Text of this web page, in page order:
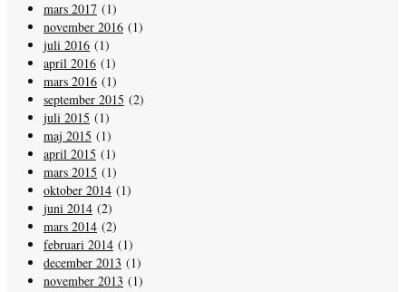
mars 2017 (1)
november 2016 (1)
juli 2016 (1)
april 2016 (1)
mars 2016 (1)
september 2015 (2)
juli 2015 (1)
maj 2015 (1)
april 2015 (1)
mars 2015 (1)
oktober 2014 (1)
juni 2014 (2)
mars 2014 (2)
februari 2014 (1)
december 2013 (1)
november 2013 (1)